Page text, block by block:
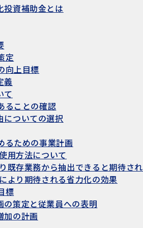
投資補助金とは
定
向上目標
義
て
ることの確認
についての選択
るための事業計画
用方法について
既存業務から抽出できると期待さ
より期待される省力化の効果
標
の策定と従業員への表明
加の計画